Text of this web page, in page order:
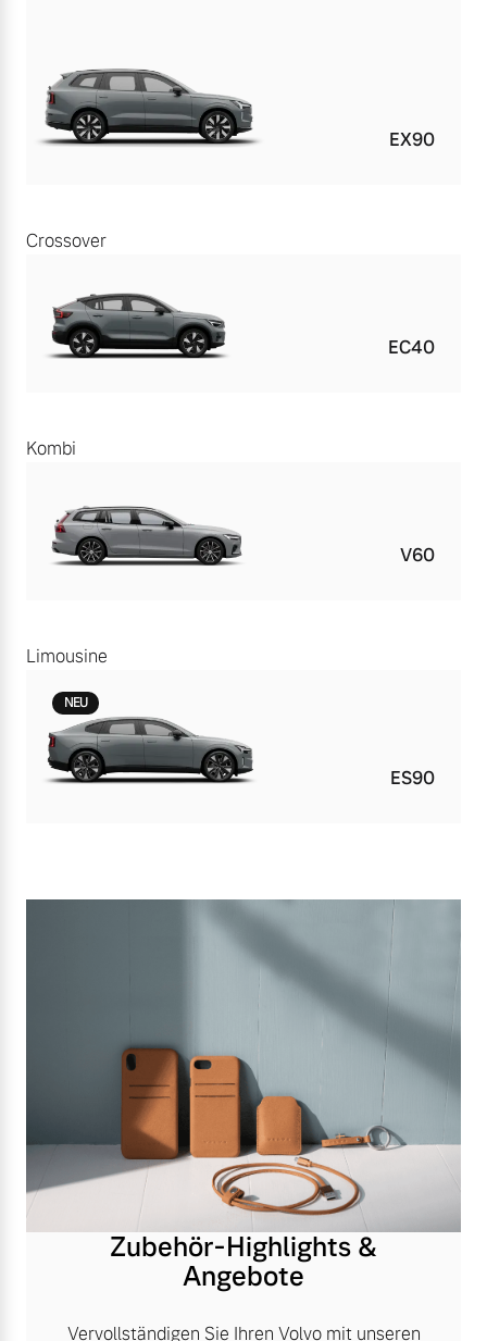
EX90
Crossover
EC40
Kombi
V60
Limousine
NEU
ES90
Zubehör-Highlights &
Angebote
Vervollständigen Sie Ihren Volvo mit unseren